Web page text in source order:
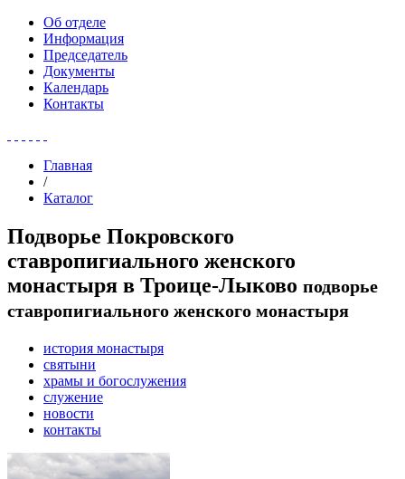
Об отделе
Информация
Председатель
Документы
Календарь
Контакты
Главная
/
Каталог
Подворье Покровского
ставропигиального женского
монастыря в Троице-Лыково подворье
ставропигиального женского монастыря
история монастыря
святыни
храмы и богослужения
служение
новости
контакты